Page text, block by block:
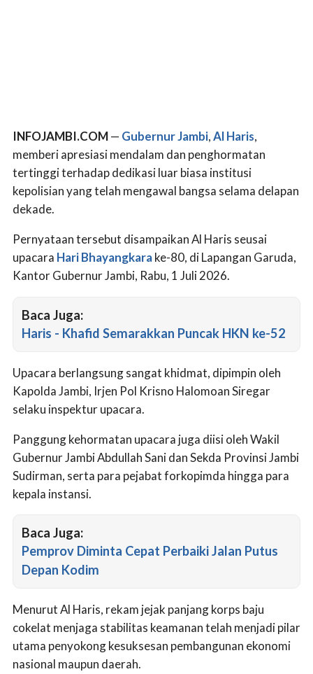
INFOJAMBI.COM— Gubernur Jambi,Al Haris,
memberi apresiasi mendalam dan penghormatan
tertinggi terhadap dedikasi luar biasa institusi
kepolisian yang telah mengawal bangsa selama delapan
dekade.
Pernyataan tersebut disampaikan Al Haris seusai
upacara Hari Bhayangkarake-80, di Lapangan Garuda,
Kantor Gubernur Jambi, Rabu, 1 Juli 2026.
Baca Juga:
Haris - Khafid Semarakkan Puncak HKN ke-52
Upacara berlangsung sangat khidmat, dipimpin oleh
Kapolda Jambi, Irjen Pol Krisno Halomoan Siregar
selaku inspektur upacara.
Panggung kehormatan upacara juga diisi oleh Wakil
Gubernur Jambi Abdullah Sani dan Sekda Provinsi Jambi
Sudirman, serta para pejabat forkopimda hingga para
kepala instansi.
Baca Juga:
Pemprov Diminta Cepat Perbaiki Jalan Putus
Depan Kodim
Menurut Al Haris, rekam jejak panjang korps baju
cokelat menjaga stabilitas keamanan telah menjadi pilar
utama penyokong kesuksesan pembangunan ekonomi
nasional maupun daerah.